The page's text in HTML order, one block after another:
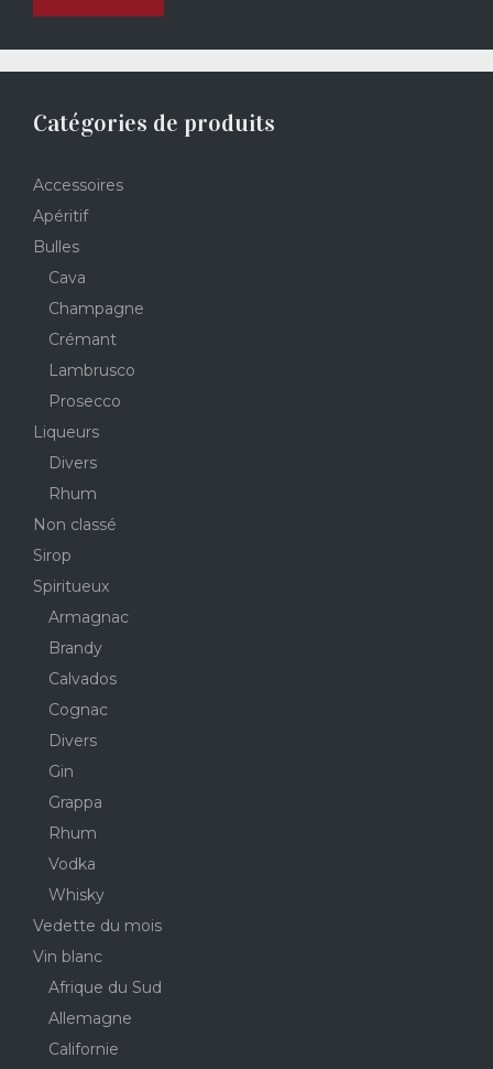
Catégories de produits
Accessoires
Apéritif
Bulles
Cava
Champagne
Crémant
Lambrusco
Prosecco
Liqueurs
Divers
Rhum
Non classé
Sirop
Spiritueux
Armagnac
Brandy
Calvados
Cognac
Divers
Gin
Grappa
Rhum
Vodka
Whisky
Vedette du mois
Vin blanc
Afrique du Sud
Allemagne
Californie